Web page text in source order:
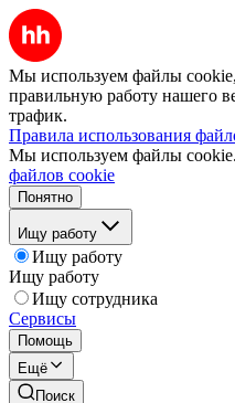
Мы используем файлы
правильную работу нашего
трафик.
Правила использования
Мы используем файлы cookie.
файлов cookie
Понятно
Ищу работу
Ищу работу
Ищу работу
Ищу сотрудника
Сервисы
Помощь
Ещё
Поиск